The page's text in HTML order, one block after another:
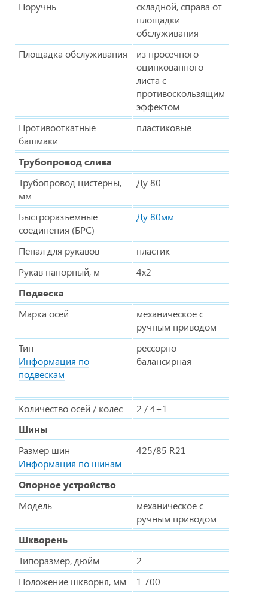
Поручнь
складной, справа от
площадки
обслуживания
Площадка обслуживания
из просечного
оцинкованного
листа с
противоскользящим
эффектом
Противооткатные
башмаки
пластиковые
Трубопровод слива
Трубопровод цистерны,
мм
Ду 80
Быстроразъемные
соединения (БРС)
Ду 80мм
Пенал для рукавов
пластик
Рукав напорный, м
4х2
Подвеска
Марка осей
механическое с
ручным приводом
Тип
Информация по
подвескам
рессорно-
балансирная
Количество осей / колес
2 / 4+1
Шины
Размер шин
Информация по шинам
425/85 R21
Опорное устройство
Модель
механическое с
ручным приводом
Шкворень
Типоразмер, дюйм
2
Положение шкворня, мм
1 700